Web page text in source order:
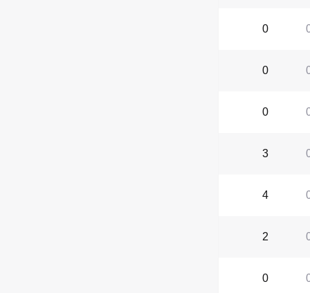
0
0
0
3
4
2
0